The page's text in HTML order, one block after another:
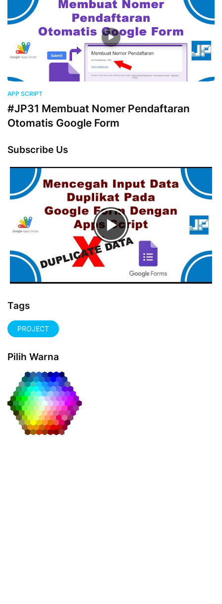
APP SCRIPT
#JP31 Membuat Nomer Pendaftaran
Otomatis Google Form
Subscribe Us
Tags
PROJECT
Pilih Warna